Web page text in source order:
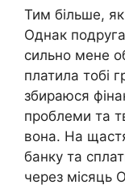
Тим більше,
Однак
сильно мене
платила тобі
збираюся
проблеми та
вона. На
банку та
через місяць